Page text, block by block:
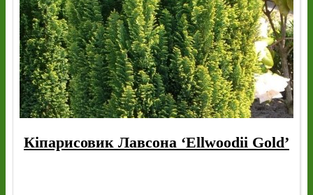
Кіпарисовик Лавсона ‘Ellwoodii Gold’